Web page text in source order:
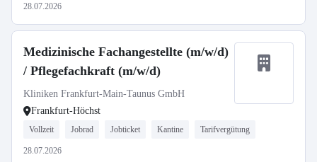
28.07.2026
Medizinische Fachangestellte (m/w/d)
/ Pflegefachkraft (m/w/d)
Kliniken Frankfurt-Main-Taunus GmbH
Frankfurt-Höchst
Vollzeit Jobrad Jobticket Kantine Tarifvergütung
28.07.2026